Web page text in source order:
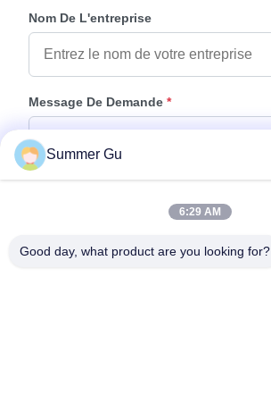
Nom De L'entreprise
Message De Demande *
Joindre Des Fichiers
Summer Gu
6:29 AM
Good day, what product are you looking for?